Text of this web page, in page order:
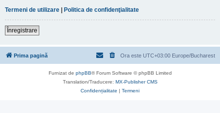
Termeni de utilizare | Politica de confidenţialitate
Înregistrare
Prima pagină Ora este UTC+03:00 Europe/Bucharest
Furnizat de phpBB® Forum Software © phpBB Limited
Translation/Traducere: MX-Publisher CMS
Confidențialitate | Termeni